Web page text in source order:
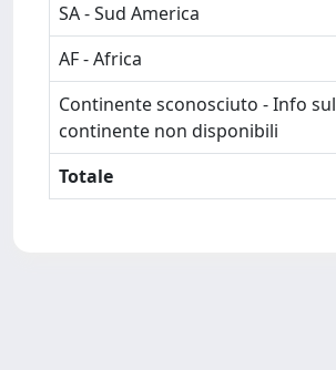
SA - Sud America
AF - Africa
Continente sconosciuto - Info sul
continente non disponibili
Totale